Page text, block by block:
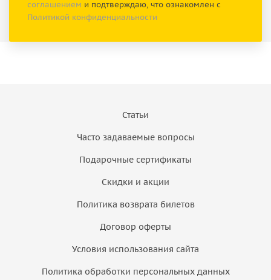
соглашением и подтверждаю, что ознакомлен с
Политикой конфиденциальности
Статьи
Часто задаваемые вопросы
Подарочные сертификаты
Скидки и акции
Политика возврата билетов
Договор оферты
Условия использования сайта
Политика обработки персональных данных